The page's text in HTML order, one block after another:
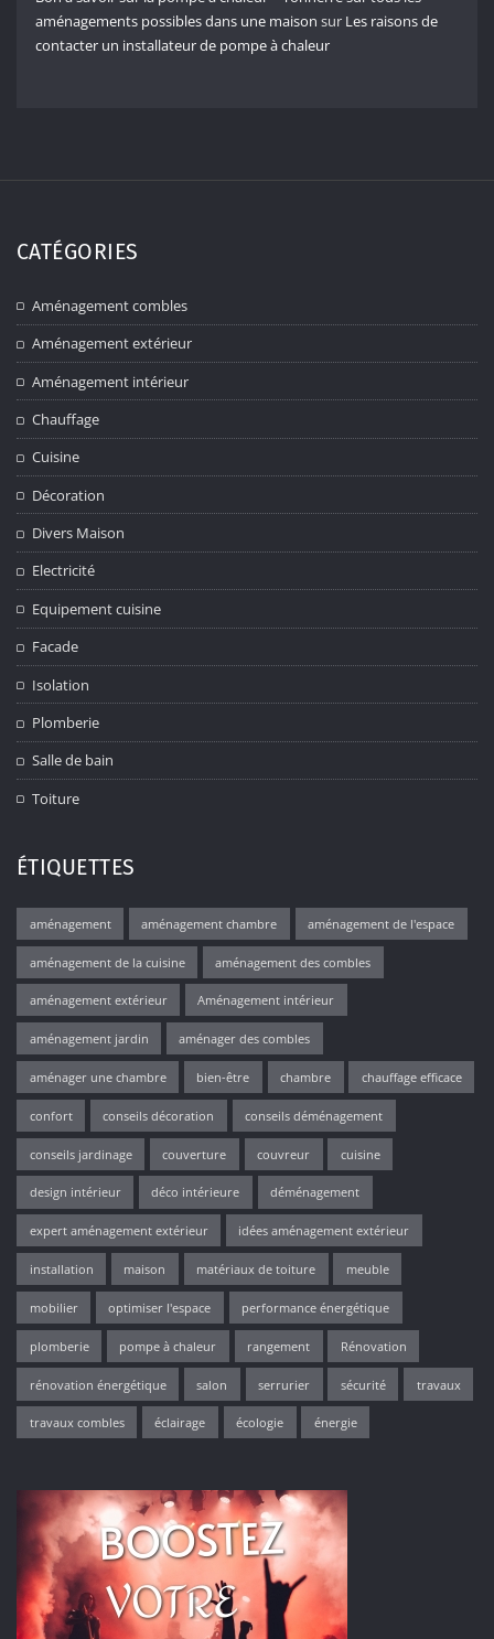
aménagements possibles dans une maison sur Les raisons de
contacter un installateur de pompe à chaleur
CATÉGORIES
Aménagement combles
Aménagement extérieur
Aménagement intérieur
Chauffage
Cuisine
Décoration
Divers Maison
Electricité
Equipement cuisine
Facade
Isolation
Plomberie
Salle de bain
Toiture
ÉTIQUETTES
aménagement aménagement chambre aménagement de l'espace
aménagement de la cuisine aménagement des combles
aménagement extérieur Aménagement intérieur
aménagement jardin aménager des combles
aménager une chambre bien-être chambre chauffage efficace
confort conseils décoration conseils déménagement
conseils jardinage couverture couvreur cuisine
design intérieur déco intérieure déménagement
expert aménagement extérieur idées aménagement extérieur
installation maison matériaux de toiture meuble
mobilier optimiser l'espace performance énergétique
plomberie pompe à chaleur rangement Rénovation
rénovation énergétique salon serrurier sécurité travaux
travaux combles éclairage écologie énergie